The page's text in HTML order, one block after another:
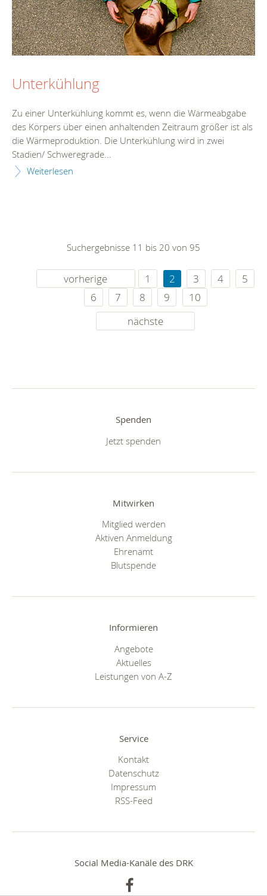
Unterkühlung
Zu einer Unterkühlung kommt es, wenn die Wärmeabgabe
des Körpers über einen anhaltenden Zeitraum größer ist als
die Wärmeproduktion. Die Unterkühlung wird in zwei
Stadien/ Schweregrade...
Weiterlesen
Suchergebnisse 11 bis 20 von 95
vorherige 1 2 3 4
5
6
7 8 9
10
nächste
Spenden
Jetzt spenden
Mitwirken
Mitglied werden
Aktiven Anmeldung
Ehrenamt
Blutspende
Informieren
Angebote
Aktuelles
Leistungen von A-Z
Service
Kontakt
Datenschutz
Impressum
RSS-Feed
Social Media-Kanäle des DRK